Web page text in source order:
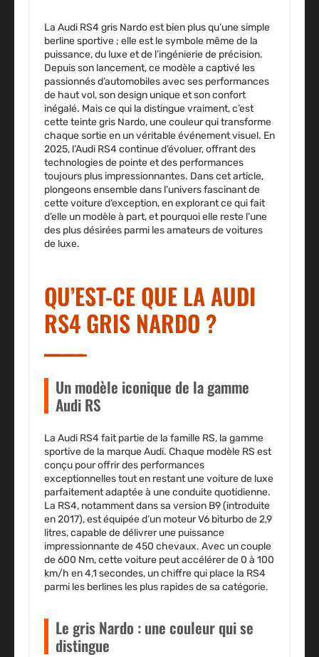
La Audi RS4 gris Nardo est bien plus qu’une simple
berline sportive ; elle est le symbole même de la
puissance, du luxe et de l’ingénierie de précision.
Depuis son lancement, ce modèle a captivé les
passionnés d’automobiles avec ses performances
de haut vol, son design unique et son confort
inégalé. Mais ce qui la distingue vraiment, c’est
cette teinte gris Nardo, une couleur qui transforme
chaque sortie en un véritable événement visuel. En
2025, l’Audi RS4 continue d’évoluer, offrant des
technologies de pointe et des performances
toujours plus impressionnantes. Dans cet article,
plongeons ensemble dans l’univers fascinant de
cette voiture d’exception, en explorant ce qui fait
d’elle un modèle à part, et pourquoi elle reste l’une
des plus désirées parmi les amateurs de voitures
de luxe.
QU’EST-CE QUE LA AUDI
RS4 GRIS NARDO ?
Un modèle iconique de la gamme
Audi RS
La Audi RS4fait partie de la famille RS, la gamme
sportive de la marque Audi. Chaque modèle RS est
conçu pour offrir des performances
exceptionnelles tout en restant une voiture de luxe
parfaitement adaptée à une conduite quotidienne.
La RS4, notamment dans sa version B9(introduite
en 2017), est équipée d’un moteurV6 biturbode 2,9
litres, capable de délivrer une puissance
impressionnante de450 chevaux. Avec un couple
de600 Nm, cette voiture peut accélérer de 0 à 100
km/h en4,1 secondes, un chiffre qui place la RS4
parmi les berlines les plus rapides de sa catégorie.
Le gris Nardo : une couleur qui se
distingue